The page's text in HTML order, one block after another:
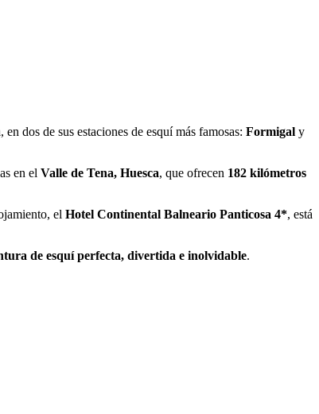
dos de sus estaciones de esquí más famosas: Formigal y
en el Valle de Tena, Huesca, que ofrecen 182 kilómetros
el Hotel Continental Balneario Panticosa 4*, está
de esquí perfecta, divertida e inolvidable.